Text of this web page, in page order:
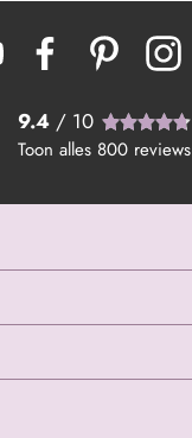
9.4 / 10
Toon alles 800 reviews